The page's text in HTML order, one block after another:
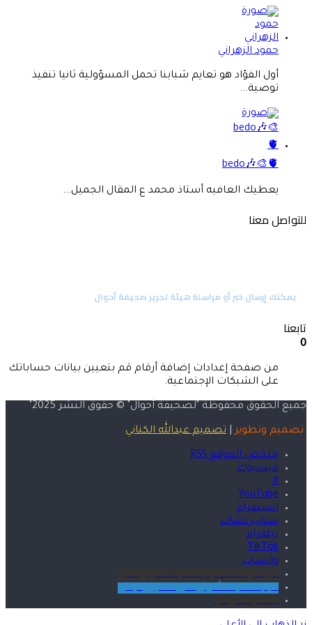
حمود الزهراني
أول الفؤاد هو تعايم شبابنا تحمل المسؤولية ثانيا تنفيذ
توصية...
bedo🎶🎨🫀
يعطيك العافيه أستاذ محمد ع المقال الجميل...
للتواصل معنا
يمكنك إرسال خبر أو مراسلة هيئة تحرير صحيفة أحوال
تابعنا
0
من صفحة إعدادات إضافة أرقام قم بتعيين بيانات حساباتك
على الشبكات الإجتماعية.
جميع الحقوق محفوظة "لصحيفة أحوال " © حقوق النشر 2025"
تصميم وتطوير| تصميم عبدالله الكناني
ملخص الموقع RSS
فيسبوك
‫X
‫YouTube
انستقرام
سناب تشات
تيلقرام
‫TikTok
واتساب
news.googleتابع صحيفة أحوال على
تابع صحيفة أحوال على تطبيق نبض
قناة واتس اب